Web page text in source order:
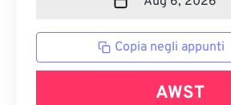
Copia negli appunti
AWST